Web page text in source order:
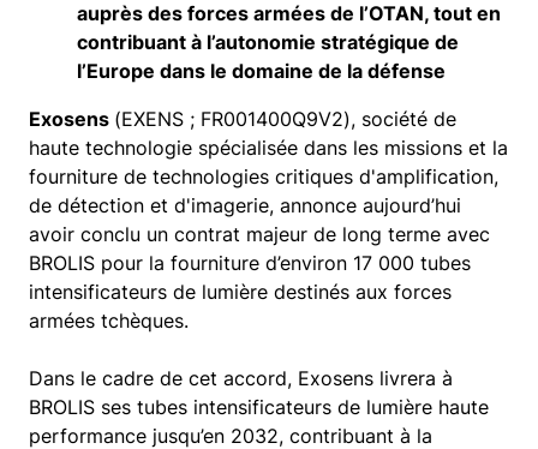
auprès des forces armées de l’OTAN, tout en
contribuant à l’autonomie stratégique de
l’Europe dans le domaine de la défense
Exosens (EXENS ; FR001400Q9V2), société de
haute technologie spécialisée dans les missions et la
fourniture de technologies critiques d'amplification,
de détection et d'imagerie, annonce aujourd’hui
avoir conclu un contrat majeur de long terme avec
BROLIS pour la fourniture d’environ 17 000 tubes
intensificateurs de lumière destinés aux forces
armées tchèques.
Dans le cadre de cet accord, Exosens livrera à
BROLIS ses tubes intensificateurs de lumière haute
performance jusqu’en 2032, contribuant à la